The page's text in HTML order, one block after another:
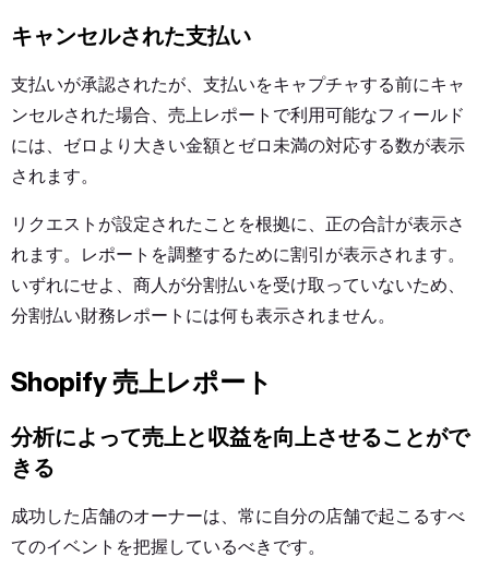
キャンセルされた支払い
支払いが承認されたが、支払いをキャプチャする前にキャ
ンセルされた場合、売上レポートで利用可能なフィールド
には、ゼロより大きい金額とゼロ未満の対応する数が表示
されます。
リクエストが設定されたことを根拠に、正の合計が表示さ
れます。レポートを調整するために割引が表示されます。
いずれにせよ、商人が分割払いを受け取っていないため、
分割払い財務レポートには何も表示されません。
Shopify 売上レポート
分析によって売上と収益を向上させることがで
きる
成功した店舗のオーナーは、常に自分の店舗で起こるすべ
てのイベントを把握しているべきです。